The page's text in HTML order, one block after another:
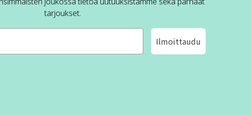
tarjoukset.
Ilmoittaudu